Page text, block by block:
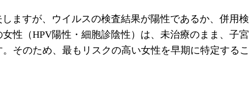
ますが、ウイルスの検査結果が陽性であるか、併用検
性（HPV陽性・細胞診陰性）は、未治療のまま、子宮
そのため、最もリスクの高い女性を早期に特定するこ